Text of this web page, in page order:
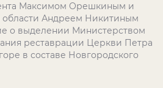
Максимом Орешкиным и
области Андреем Никитиным
о выделении Министерством
реставрации Церкви Петра
в составе Новгородского